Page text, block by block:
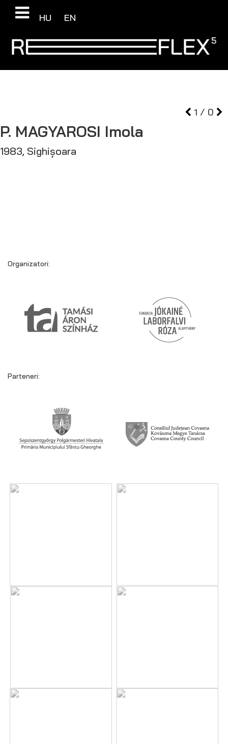
HU EN
1 / 0
P. MAGYAROSI Imola
1983, Sighișoara
Organizatori:
Parteneri: